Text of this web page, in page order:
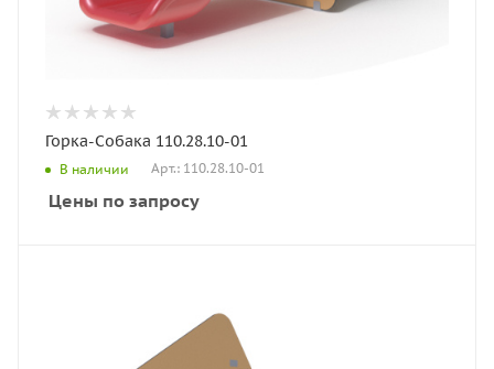
Горка-Собака 110.28.10-01
В наличии Арт.: 110.28.10-01
Цены по запросу